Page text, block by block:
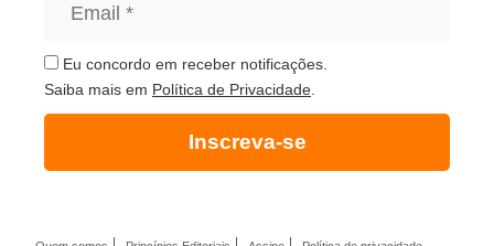
Eu concordo em receber notificações.
Saiba mais em Política de Privacidade
Inscreva-se